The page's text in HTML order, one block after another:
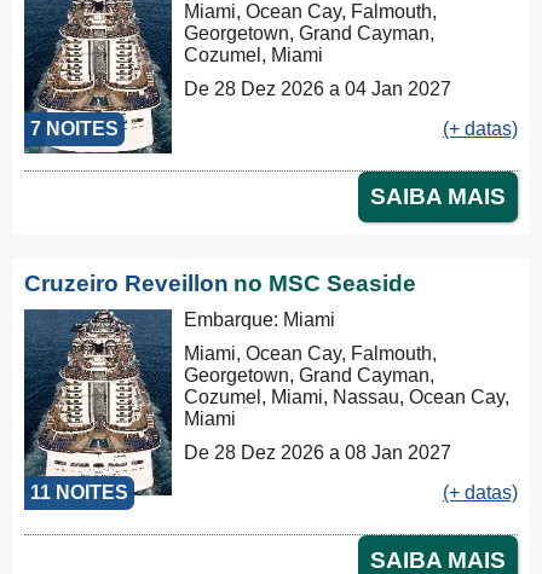
7 NOITES
Miami, Ocean Cay, Falmouth,
Georgetown, Grand Cayman,
Cozumel, Miami
De 28 Dez 2026 a 04 Jan 2027
(+ datas)
SAIBA MAIS
Cruzeiro Reveillon no MSC Seaside
11 NOITES
Embarque: Miami
Miami, Ocean Cay, Falmouth,
Georgetown, Grand Cayman,
Cozumel, Miami, Nassau, Ocean Cay,
Miami
De 28 Dez 2026 a 08 Jan 2027
(+ datas)
SAIBA MAIS